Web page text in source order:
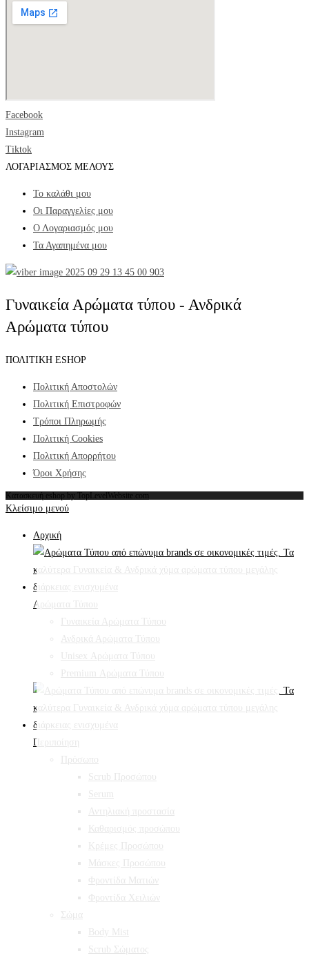
Facebook
Instagram
Tiktok
ΛΟΓΑΡΙΑΣΜΟΣ ΜΕΛΟΥΣ
Το καλάθι μου
Οι Παραγγελίες μου
Ο Λογαριασμός μου
Τα Αγαπημένα μου
Γυναικεία Αρώματα τύπου - Ανδρικά
Αρώματα τύπου
ΠΟΛΙΤΙΚΗ ESHOP
Πολιτική Αποστολών
Πολιτική Επιστροφών
Τρόποι Πληρωμής
Πολιτική Cookies
Πολιτική Απορρήτου
Όροι Χρήσης
Κατασκευή eshop by TopLevelWebsite.com
Κλείσιμο μενού
Αρχική
Αρώματα Τύπου
Γυναικεία Αρώματα Τύπου
Ανδρικά Αρώματα Τύπου
Unisex Αρώματα Τύπου
Premium Αρώματα Τύπου
Περιποίηση
Πρόσωπο
Scrub Προσώπου
Serum
Αντηλιακή προστασία
Καθαρισμός προσώπου
Κρέμες Προσώπου
Μάσκες Προσώπου
Φροντίδα Ματιών
Φροντίδα Χειλιών
Σώμα
Body Mist
Scrub Σώματος